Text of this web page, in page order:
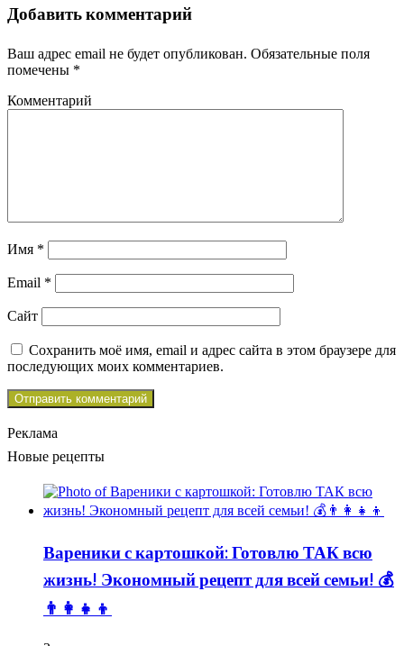
Добавить комментарий
Ваш адрес email не будет опубликован. Обязательные поля
помечены *
Комментарий
Имя *
Email *
Сайт
Сохранить моё имя, email и адрес сайта в этом браузере для
последующих моих комментариев.
Реклама
Новые рецепты
Вареники с картошкой: Готовлю ТАК всю
жизнь! Экономный рецепт для всей семьи! 💰
👨👩👧👦